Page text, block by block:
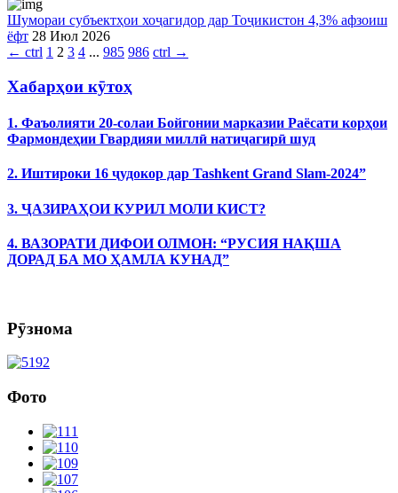
Шумораи субъектҳои хоҷагидор дар Тоҷикистон 4,3% афзоиш
ёфт 28 Июл 2026
← ctrl 1 2 3 4 ... 985 986 ctrl →
Хабарҳои кӯтоҳ
1. Фаъолияти 20-солаи Бойгонии марказии Раёсати корҳои
Фармондеҳии Гвардияи миллӣ натиҷагирӣ шуд
2. Иштироки 16 ҷудокор дар Tashkent Grand Slam-2024”
3. ҶАЗИРАҲОИ КУРИЛ МОЛИ КИСТ?
4. ВАЗОРАТИ ДИФОИ ОЛМОН: “РУСИЯ НАҚША
ДОРАД БА МО ҲАМЛА КУНАД”
Рӯзнома
Фото